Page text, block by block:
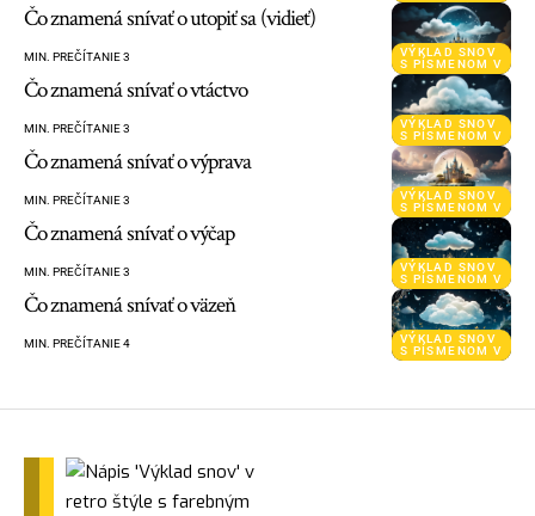
VÝKLAD SNOV
S PÍSMENOM V
Čo znamená snívať o utopiť sa (vidieť)
MIN. PREČÍTANIE 3
VÝKLAD SNOV
S PÍSMENOM V
Čo znamená snívať o vtáctvo
MIN. PREČÍTANIE 3
VÝKLAD SNOV
S PÍSMENOM V
Čo znamená snívať o výprava
MIN. PREČÍTANIE 3
VÝKLAD SNOV
S PÍSMENOM V
Čo znamená snívať o výčap
MIN. PREČÍTANIE 3
VÝKLAD SNOV
S PÍSMENOM V
Čo znamená snívať o väzeň
MIN. PREČÍTANIE 4